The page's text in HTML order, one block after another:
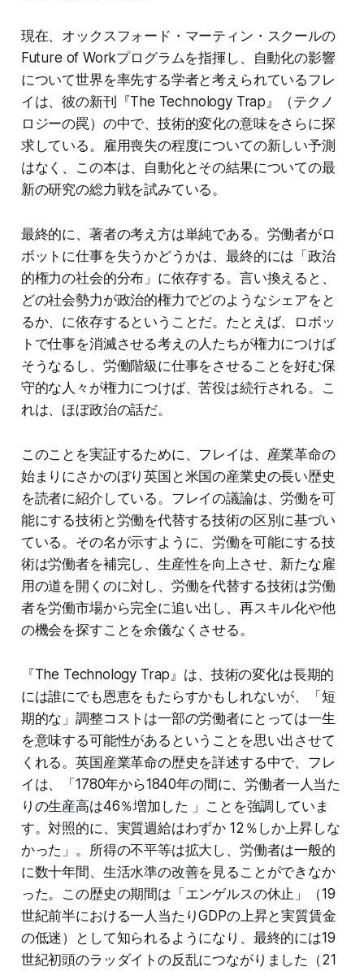
現在、オックスフォード・マーティン・スクールの
Future of Workプログラムを指揮し、自動化の影響
について世界を率先する学者と考えられているフレ
イは、彼の新刊『The Technology Trap』（テクノ
ロジーの罠）の中で、技術的変化の意味をさらに探
求している。雇用喪失の程度についての新しい予測
はなく、この本は、自動化とその結果についての最
新の研究の総力戦を試みている。
最終的に、著者の考え方は単純である。労働者がロ
ボットに仕事を失うかどうかは、最終的には「政治
的権力の社会的分布」に依存する。言い換えると、
どの社会勢力が政治的権力でどのようなシェアをと
るか、に依存するということだ。たとえば、ロボッ
トで仕事を消滅させる考えの人たちが権力につけば
そうなるし、労働階級に仕事をさせることを好む保
守的な人々が権力につけば、苦役は続行される。こ
れは、ほぼ政治の話だ。
このことを実証するために、フレイは、産業革命の
始まりにさかのぼり英国と米国の産業史の長い歴史
を読者に紹介している。フレイの議論は、労働を可
能にする技術と労働を代替する技術の区別に基づい
ている。その名が示すように、労働を可能にする技
術は労働者を補完し、生産性を向上させ、新たな雇
用の道を開くのに対し、労働を代替する技術は労働
者を労働市場から完全に追い出し、再スキル化や他
の機会を探すことを余儀なくさせる。
『The Technology Trap』は、技術の変化は長期的
には誰にでも恩恵をもたらすかもしれないが、「短
期的な」調整コストは一部の労働者にとっては一生
を意味する可能性があるということを思い出させて
くれる。英国産業革命の歴史を詳述する中で、フレ
イは、「1780年から1840年の間に、労働者一人当た
りの生産高は46％増加した 」ことを強調していま
す。対照的に、実質週給はわずか 12％しか上昇しな
かった」。所得の不平等は拡大し、労働者は一般的
に数十年間、生活水準の改善を見ることができなか
った。この歴史の期間は「エンゲルスの休止」（19
世紀前半における一人当たりGDPの上昇と実質賃金
の低迷）として知られるようになり、最終的には19
世紀初頭のラッダイトの反乱につながりました（21